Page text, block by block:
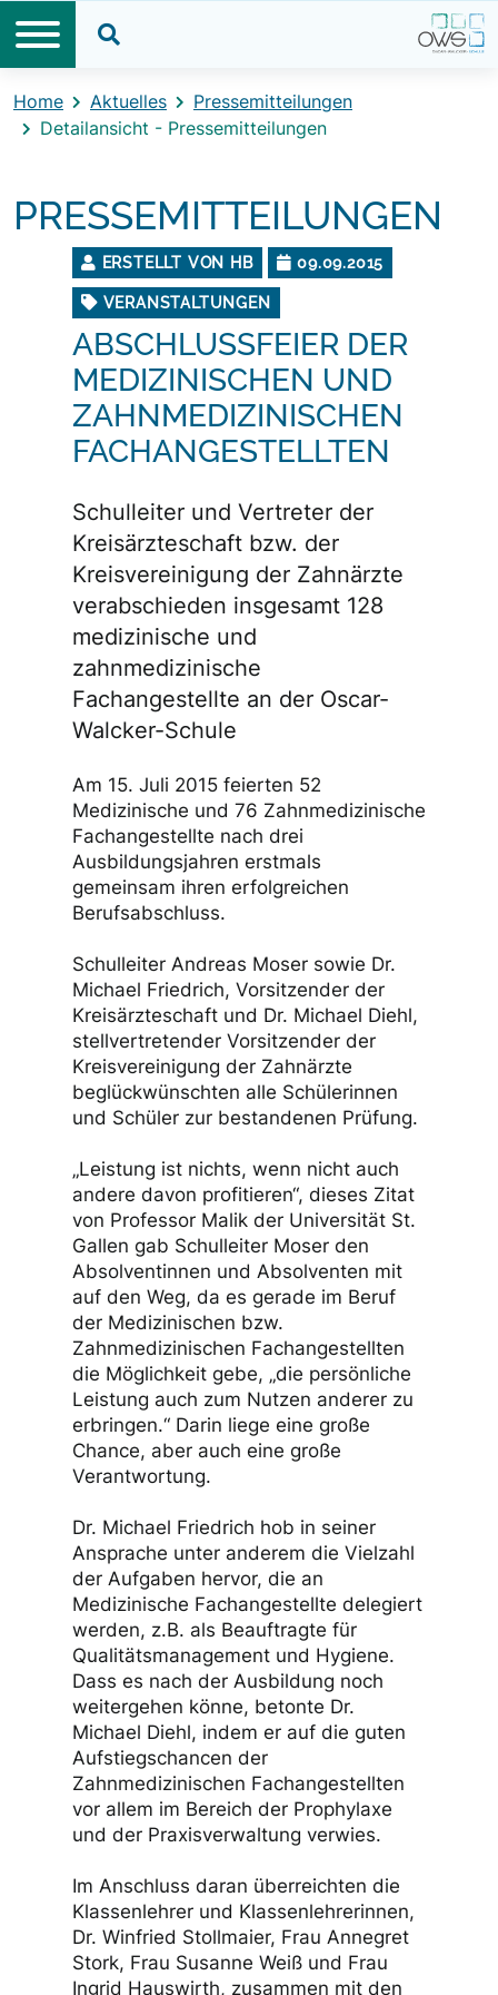
Home Aktuelles
Pressemitteilungen
Detailansicht - Pressemitteilungen
PRESSEMITTEILUNGEN
ERSTELLT VON HB 09.09.2015
VERANSTALTUNGEN
ABSCHLUSSFEIER DER
MEDIZINISCHEN UND
ZAHNMEDIZINISCHEN
FACHANGESTELLTEN
Schulleiter und Vertreter der
Kreisärzteschaft bzw. der
Kreisvereinigung der Zahnärzte
verabschieden insgesamt 128
medizinische und
zahnmedizinische
Fachangestellte an der Oscar-
Walcker-Schule
Am 15. Juli 2015 feierten 52
Medizinische und 76 Zahnmedizinische
Fachangestellte nach drei
Ausbildungsjahren erstmals
gemeinsam ihren erfolgreichen
Berufsabschluss.
Schulleiter Andreas Moser sowie Dr.
Michael Friedrich, Vorsitzender der
Kreisärzteschaft und Dr. Michael Diehl,
stellvertretender Vorsitzender der
Kreisvereinigung der Zahnärzte
beglückwünschten alle Schülerinnen
und Schüler zur bestandenen Prüfung.
„Leistung ist nichts, wenn nicht auch
andere davon profitieren“, dieses Zitat
von Professor Malik der Universität St.
Gallen gab Schulleiter Moser den
Absolventinnen und Absolventen mit
auf den Weg, da es gerade im Beruf
der Medizinischen bzw.
Zahnmedizinischen Fachangestellten
die Möglichkeit gebe, „die persönliche
Leistung auch zum Nutzen anderer zu
erbringen.“ Darin liege eine große
Chance, aber auch eine große
Verantwortung.
Dr. Michael Friedrich hob in seiner
Ansprache unter anderem die Vielzahl
der Aufgaben hervor, die an
Medizinische Fachangestellte delegiert
werden, z.B. als Beauftragte für
Qualitätsmanagement und Hygiene.
Dass es nach der Ausbildung noch
weitergehen könne, betonte Dr.
Michael Diehl, indem er auf die guten
Aufstiegschancen der
Zahnmedizinischen Fachangestellten
vor allem im Bereich der Prophylaxe
und der Praxisverwaltung verwies.
Im Anschluss daran überreichten die
Klassenlehrer und Klassenlehrerinnen,
Dr. Winfried Stollmaier, Frau Annegret
Stork, Frau Susanne Weiß und Frau
Ingrid Hauswirth, zusammen mit den